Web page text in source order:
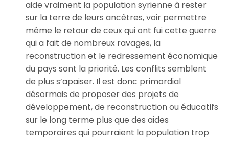
aide vraiment la population syrienne à rester
sur la terre de leurs ancêtres, voir permettre
même le retour de ceux qui ont fui cette guerre
qui a fait de nombreux ravages, la
reconstruction et le redressement économique
du pays sont la priorité. Les conflits semblent
de plus s’apaiser. Il est donc primordial
désormais de proposer des projets de
développement, de reconstruction ou éducatifs
sur le long terme plus que des aides
temporaires qui pourraient la population trop